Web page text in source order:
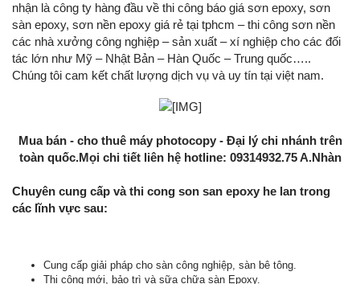
nhận là công ty hàng đầu về thi công báo giá sơn epoxy, sơn
sàn epoxy, sơn nền epoxy giá rẻ tại tphcm – thi công sơn nền
các nhà xưởng công nghiệp – sản xuất – xí nghiệp cho các đối
tác lớn như Mỹ – Nhật Bản – Hàn Quốc – Trung quốc…..
Chúng tôi cam kết chất lượng dịch vụ và uy tín tại việt nam.
Mua bán - cho thuê máy photocopy - Đại lý chi nhánh trên
toàn quốc.Mọi chi tiết liên hệ hotline: 09314932.75 A.Nhàn
Chuyên cung cấp và thi cong son san epoxy he lan trong
các lĩnh vực sau:
Cung cấp giải pháp cho sàn công nghiệp, sàn bê tông.
Thi công mới, bảo trì và sữa chữa sàn Epoxy.